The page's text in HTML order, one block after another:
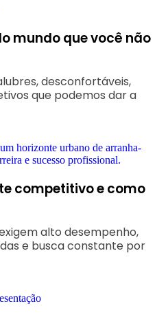
mundo que você não
desconfortáveis,
que podemos dar a
competitivo e como
alto desempenho,
e busca constante por